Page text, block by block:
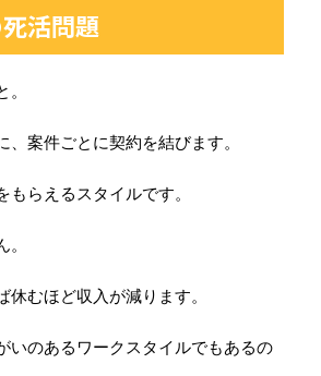
活問題
案件ごとに契約を結びます。
らえるスタイルです。
むほど収入が減ります。
いのあるワークスタイルでもあるの